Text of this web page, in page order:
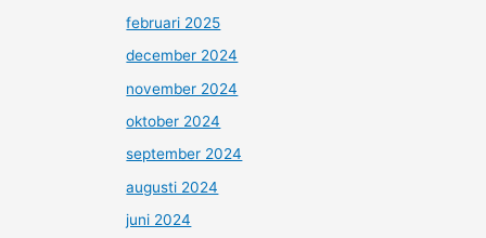
februari 2025
december 2024
november 2024
oktober 2024
september 2024
augusti 2024
juni 2024